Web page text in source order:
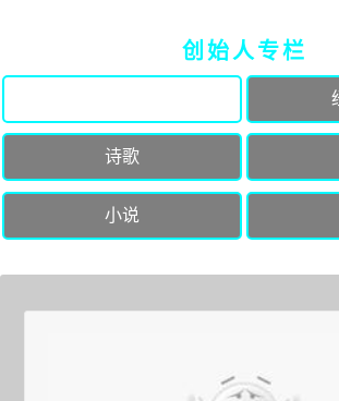
软件开发
增值服务
创始人专栏
诗歌
小说